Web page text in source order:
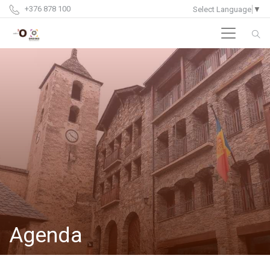
+376 878 100 Select Language ▼
Agenda